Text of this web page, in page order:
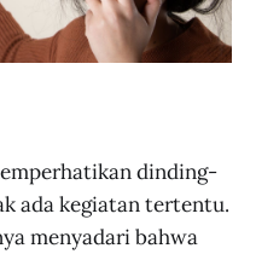
dinding-
ada kegiatan tertentu.
menyadari bahwa